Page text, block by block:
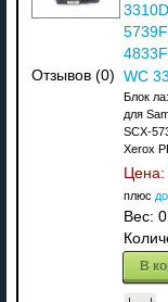
Отзывов (0) WC
Блок
для
SCX-
Xerox
Цена:
плюс
Вес:
В